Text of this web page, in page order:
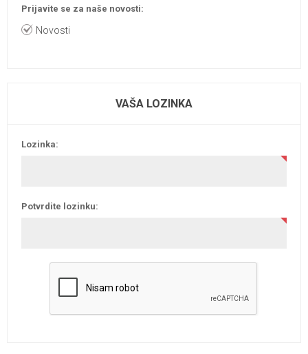
Prijavite se za naše novosti:
Novosti
VAŠA LOZINKA
Lozinka:
Potvrdite lozinku: